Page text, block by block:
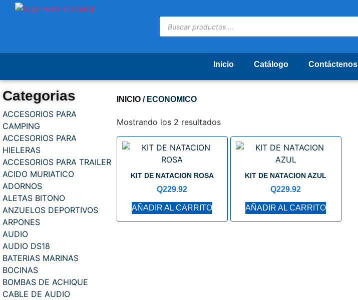
Inicio Catálogo Contáctenos
Categorias
ACCESORIOS PARA
CAMPING
ACCESORIOS PARA
HIELERAS
ACCESORIOS PARA TRAILER
ACIDO MURIATICO
ADORNOS
ALETAS BITONO
ANZUELOS DEPORTIVOS
ARPONES
AUDIO
AUDIO DS18
BATERIAS MARINAS
BOCINAS
BOMBAS DE ACHIQUE
CABLE DE AUDIO
INICIO / ECONOMICO
Mostrando los 2 resultados
KIT DE NATACION ROSA
Q229.92
AÑADIR AL CARRITO
KIT DE NATACION AZUL
Q229.92
AÑADIR AL CARRITO